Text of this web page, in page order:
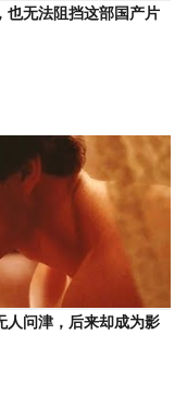
也无法阻挡这部国产片
人问津，后来却成为影